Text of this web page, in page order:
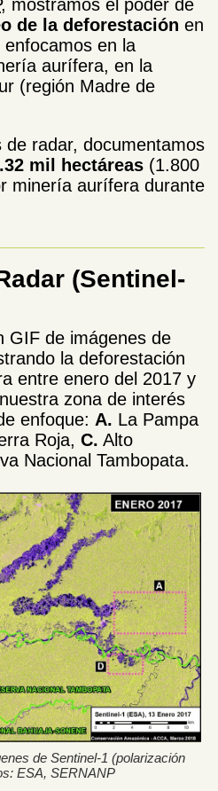
, mostramos el poder de
de la deforestación en
en la
aurífera, en la
(región Madre de
de radar, documentamos
mil hectáreas (1.800
minería aurífera durante
(Sentinel-
GIF de imágenes de
la deforestación
entre enero del 2017 y
zona de interés
enfoque: A. La Pampa
Roja, C. Alto
Nacional Tambopata.
de Sentinel-1 (polarización
ESA, SERNANP